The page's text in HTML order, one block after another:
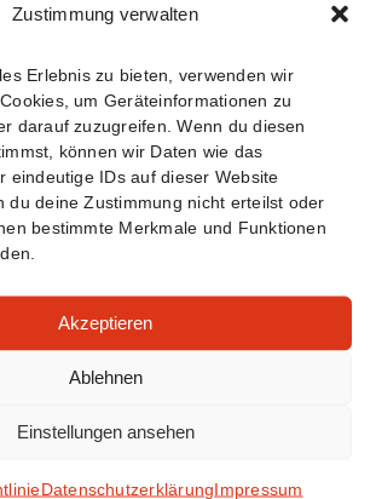
Zustimmung verwalten
Erlebnis zu bieten, verwenden wir
um Geräteinformationen zu
darauf zuzugreifen. Wenn du diesen
können wir Daten wie das
eindeutige IDs auf dieser Website
du deine Zustimmung nicht erteilst oder
bestimmte Merkmale und Funktionen
Akzeptieren
Ablehnen
Einstellungen ansehen
DatenschutzerklärungImpressum
Car Service Set